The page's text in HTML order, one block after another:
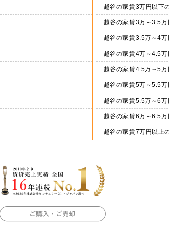
越谷の家賃3万円以下
越谷の家賃3万～3.5
越谷の家賃3.5万～4
越谷の家賃4万～4.5
越谷の家賃4.5万～5
越谷の家賃5万～5.5
越谷の家賃5.5万～6
越谷の家賃6万～6.5
越谷の家賃7万円以上